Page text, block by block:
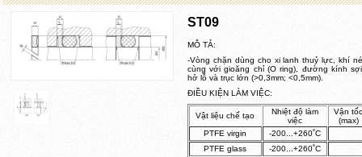
ST09
MÔ TẢ:
-Vòng chặn dùng cho xi lanh thuỷ lực, khí
cùng với gioăng chỉ (O ring), đường kính
hở lỗ và trục lớn (>0,3mm; <0,5mm).
ĐIỀU KIỆN LÀM VIỆC:
Vật liệu chế tạo
Nhiệt độ làm
việc
Vận
(max)
PTFE virgin
-200...+260˚C
PTFE glass
-200...+260˚C